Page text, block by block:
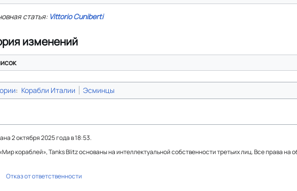
статья: Vittorio Cuniberti
изменений
: Корабли Италии Эсминцы
2 октября 2025 года в 18:53.
кораблей», Tanks Blitz основаны на интеллектуальной собственности третьих лиц. Все права на
Отказ от ответственности